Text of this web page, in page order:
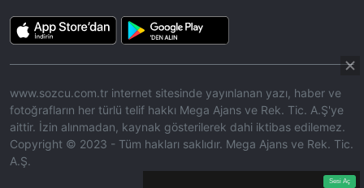
Aç
9.95%
Sesi Aç
www.sozcu.com.tr internet sitesinde yayınlanan yazı, haber ve
fotoğrafların her türlü telif hakkı Mega Ajans ve Rek. Tic. A.Ş'ye
aittir. İzin alınmadan, kaynak gösterilerek dahi iktibas edilemez.
Copyright © 2023 - Tüm hakları saklıdır. Mega Ajans ve Rek. Tic.
A.Ş.